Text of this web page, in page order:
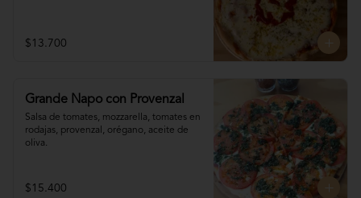
$13.700
Grande Napo con Provenzal
Salsa de tomates, mozzarella, tomates en
rodajas, provenzal, orégano, aceite de
oliva.
$15.400